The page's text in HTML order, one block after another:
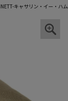
キャサリン・イー・